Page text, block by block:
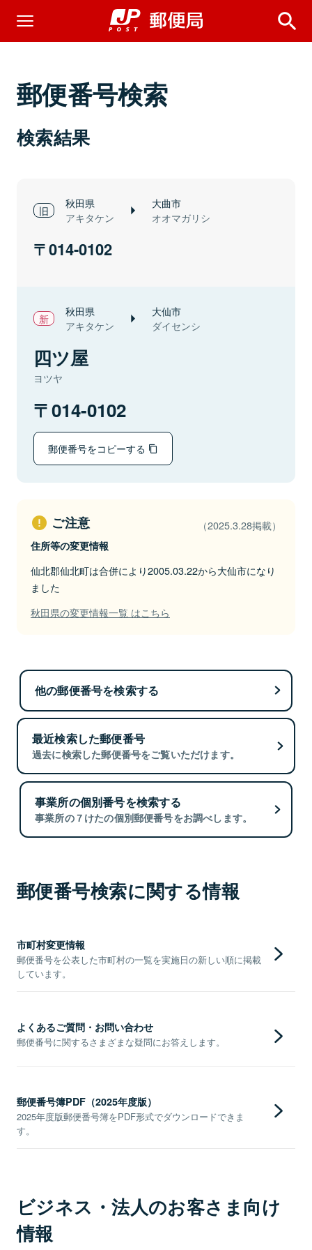
郵便番号検索
検索結果
秋田県
アキタケン
大曲市
オオマガリシ
014-0102
秋田県
アキタケン
大仙市
ダイセンシ
四ツ屋
ヨツヤ
014-0102
郵便番号をコピーする
ご注意 （2025.3.28掲載）
住所等の変更情報
仙北郡仙北町は合併により2005.03.22から大仙市になり
ました
秋田県の変更情報一覧 はこちら
他の郵便番号を検索する
最近検索した郵便番号
過去に検索した郵便番号をご覧いただけます。
事業所の個別番号を検索する
事業所の７けたの個別郵便番号をお調べします。
郵便番号検索に関する情報
市町村変更情報
郵便番号を公表した市町村の一覧を実施日の新しい順に掲載
しています。
よくあるご質問・お問い合わせ
郵便番号に関するさまざまな疑問にお答えします。
郵便番号簿PDF（2025年度版）
2025年度版郵便番号簿をPDF形式でダウンロードできま
す。
ビジネス・法人のお客さま向け
情報